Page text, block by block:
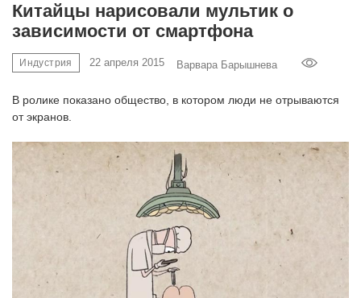
Китайцы нарисовали мультик о
зависимости от смартфона
Индустрия 22 апреля 2015 Варвара Барышнева
В ролике показано общество, в котором люди не отрываются
от экранов.